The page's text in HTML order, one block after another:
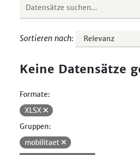
Sortieren nach
Keine Datensätze
Formate:
XLSX
Gruppen:
mobilitaet